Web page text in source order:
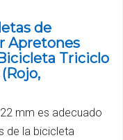
de
Apretones
Triciclo
mm es adecuado
de la bicicleta